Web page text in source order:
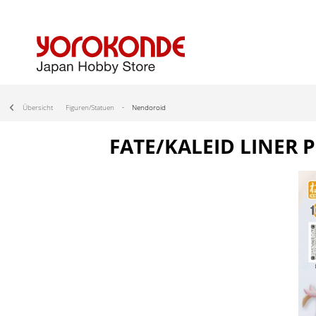
Übersicht Figuren/Statuen Nendoroid
FATE/KALEID LINER